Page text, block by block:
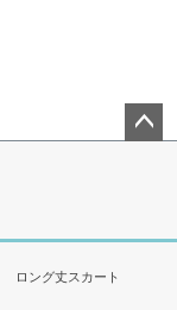
ロング丈スカート